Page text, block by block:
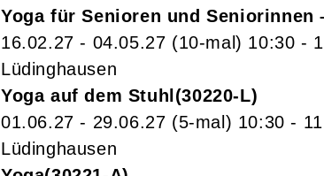
Yoga für Senioren und Seniorinnen
16.02.27 - 04.05.27 (10-mal) 10:30 -
Lüdinghausen
Yoga auf dem Stuhl
30220-L
01.06.27 - 29.06.27 (5-mal) 10:30 -
Lüdinghausen